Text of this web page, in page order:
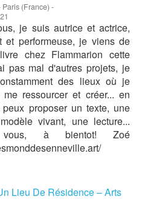
Paris (France) -
je suis autrice et actrice,
et performeuse, je viens de
chez Flammarion cette
pas mal d'autres projets, je
des lieux où je
ressourcer et créer... en
proposer un texte, une
vivant, une lecture...
à bientot! Zoé
Lieu De Résidence – Arts